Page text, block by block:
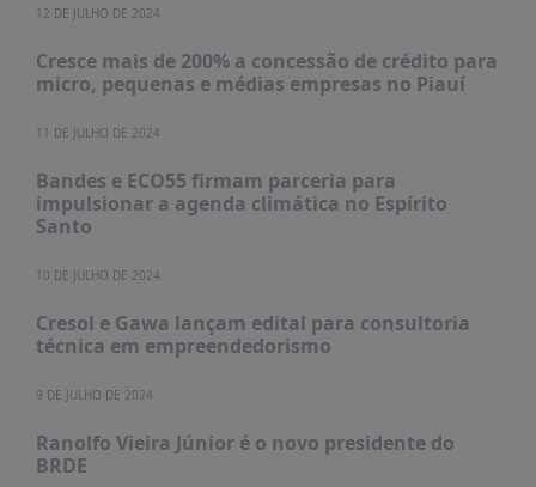
12 DE JULHO DE 2024
Cresce mais de 200% a concessão de crédito para
micro, pequenas e médias empresas no Piauí
11 DE JULHO DE 2024
Bandes e ECO55 firmam parceria para
impulsionar a agenda climática no Espírito
Santo
10 DE JULHO DE 2024
Cresol e Gawa lançam edital para consultoria
técnica em empreendedorismo
9 DE JULHO DE 2024
Ranolfo Vieira Júnior é o novo presidente do
BRDE